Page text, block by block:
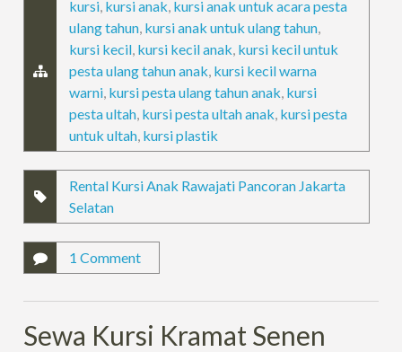
kursi, kursi anak, kursi anak untuk acara pesta
ulang tahun, kursi anak untuk ulang tahun,
kursi kecil, kursi kecil anak, kursi kecil untuk
pesta ulang tahun anak, kursi kecil warna
warni, kursi pesta ulang tahun anak, kursi
pesta ultah, kursi pesta ultah anak, kursi pesta
untuk ultah, kursi plastik
Rental Kursi Anak Rawajati Pancoran Jakarta
Selatan
1 Comment
Sewa Kursi Kramat Senen